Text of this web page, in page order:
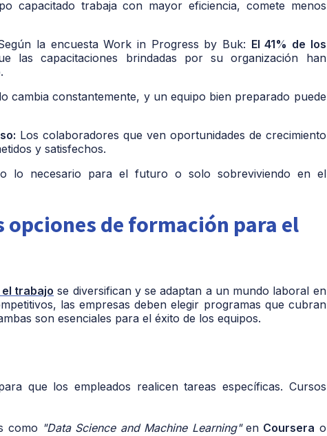
capacitado trabaja con mayor eficiencia, comete menos
la encuesta Work in Progress by Buk: El 41% de los
las capacitaciones brindadas por su organización han
cambia constantemente, y un equipo bien preparado puede
Los colaboradores que ven oportunidades de crecimiento
y satisfechos.
lo necesario para el futuro o solo sobreviviendo en el
opciones de formación para el
trabajo se diversifican y se adaptan a un mundo laboral en
las empresas deben elegir programas que cubran
son esenciales para el éxito de los equipos.
que los empleados realicen tareas específicas. Cursos
como "Data Science and Machine Learning"en Coursera o